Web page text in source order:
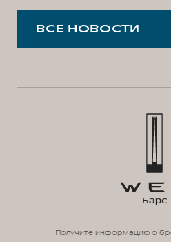
ВСЕ НОВОСТИ
Барс
Получите информацию о